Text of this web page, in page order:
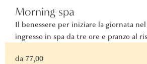
Morning spa
Il benessere per iniziare la giornata
ingresso in spa da tre ore e pranzo al
da 77,00